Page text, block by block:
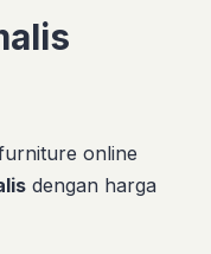
online
dengan harga